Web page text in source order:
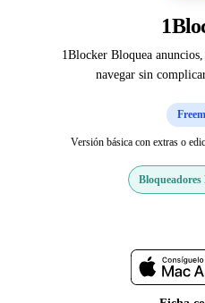
1Blocker Bloquea
navegar sin
Versión básica con extras o
Bloqueadores